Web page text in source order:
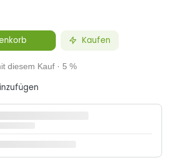
Kaufen
diesem Kauf · 5 %